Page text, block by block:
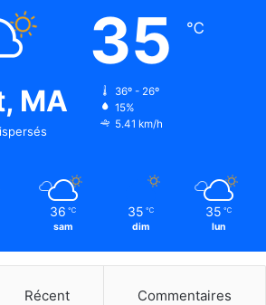
MA
35 ℃
36º - 26º
15%
5.41 km/h
36 ℃
sam
35 ℃
dim
35 ℃
lun
Récent Commentaires